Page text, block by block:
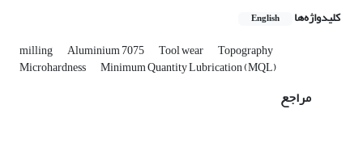
کلیدواژه‌ها English
milling Aluminium 7075 Tool wear Topography
Microhardness Minimum Quantity Lubrication (MQL)
مراجع